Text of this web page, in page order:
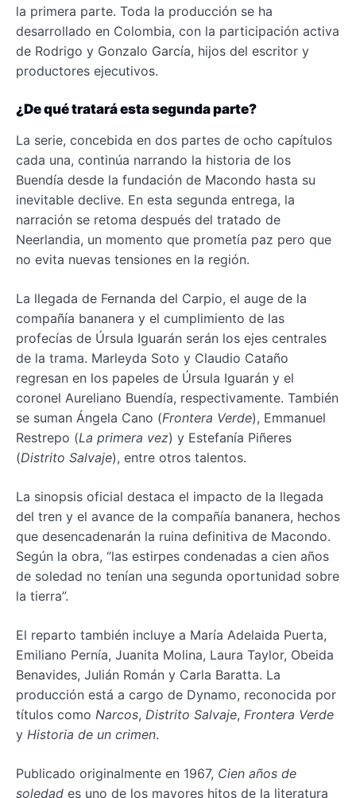
la primera parte. Toda la producción se ha
desarrollado en Colombia, con la participación activa
de Rodrigo y Gonzalo García, hijos del escritor y
productores ejecutivos.
¿De qué tratará esta segunda parte?
La serie, concebida en dos partes de ocho capítulos
cada una, continúa narrando la historia de los
Buendía desde la fundación de Macondo hasta su
inevitable declive. En esta segunda entrega, la
narración se retoma después del tratado de
Neerlandia, un momento que prometía paz pero que
no evita nuevas tensiones en la región.
La llegada de Fernanda del Carpio, el auge de la
compañía bananera y el cumplimiento de las
profecías de Úrsula Iguarán serán los ejes centrales
de la trama. Marleyda Soto y Claudio Cataño
regresan en los papeles de Úrsula Iguarán y el
coronel Aureliano Buendía, respectivamente. También
se suman Ángela Cano (Frontera Verde), Emmanuel
Restrepo (La primera vez) y Estefanía Piñeres
(Distrito Salvaje), entre otros talentos.
La sinopsis oficial destaca el impacto de la llegada
del tren y el avance de la compañía bananera, hechos
que desencadenarán la ruina definitiva de Macondo.
Según la obra, “las estirpes condenadas a cien años
de soledad no tenían una segunda oportunidad sobre
la tierra”.
El reparto también incluye a María Adelaida Puerta,
Emiliano Pernía, Juanita Molina, Laura Taylor, Obeida
Benavides, Julián Román y Carla Baratta. La
producción está a cargo de Dynamo, reconocida por
títulos como Narcos, Distrito Salvaje, Frontera Verde
y Historia de un crimen.
Publicado originalmente en 1967, Cien años de
soledad es uno de los mayores hitos de la literatura